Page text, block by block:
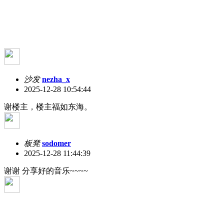
沙发 nezha_x
2025-12-28 10:54:44
谢楼主，楼主福如东海。
板凳 sodomer
2025-12-28 11:44:39
谢谢 分享好的音乐~~~~